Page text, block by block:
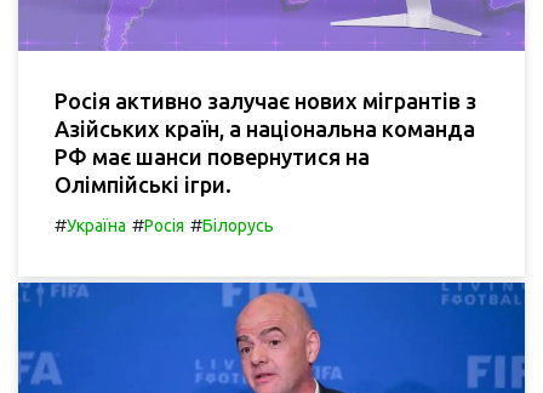
Росія активно залучає нових мігрантів з
Азійських країн, а національна команда
РФ має шанси повернутися на
Олімпійські ігри.
#Україна #Росія #Білорусь